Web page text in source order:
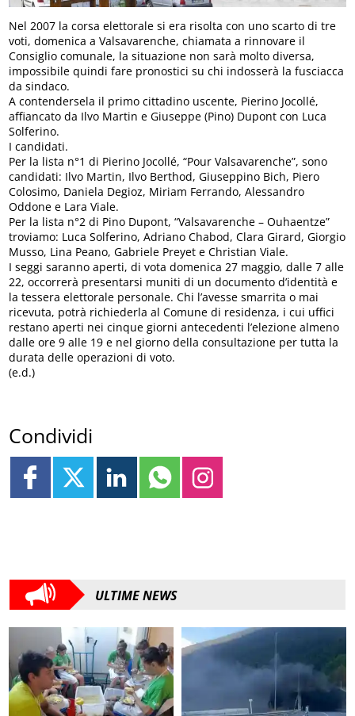
Nel 2007 la corsa elettorale si era risolta con uno scarto di tre
voti, domenica a Valsavarenche, chiamata a rinnovare il
Consiglio comunale, la situazione non sarà molto diversa,
impossibile quindi fare pronostici su chi indosserà la fusciacca
da sindaco.
A contendersela il primo cittadino uscente, Pierino Jocollé,
affiancato da Ilvo Martin e Giuseppe (Pino) Dupont con Luca
Solferino.
I candidati.
Per la lista n°1 di Pierino Jocollé, “Pour Valsavarenche”, sono
candidati: Ilvo Martin, Ilvo Berthod, Giuseppino Bich, Piero
Colosimo, Daniela Degioz, Miriam Ferrando, Alessandro
Oddone e Lara Viale.
Per la lista n°2 di Pino Dupont, “Valsavarenche – Ouhaentze”
troviamo: Luca Solferino, Adriano Chabod, Clara Girard, Giorgio
Musso, Lina Peano, Gabriele Preyet e Christian Viale.
I seggi saranno aperti, di vota domenica 27 maggio, dalle 7 alle
22, occorrerà presentarsi muniti di un documento d’identità e
la tessera elettorale personale. Chi l’avesse smarrita o mai
ricevuta, potrà richiederla al Comune di residenza, i cui uffici
restano aperti nei cinque giorni antecedenti l’elezione almeno
dalle ore 9 alle 19 e nel giorno della consultazione per tutta la
durata delle operazioni di voto.
(e.d.)
Condividi
ULTIME NEWS